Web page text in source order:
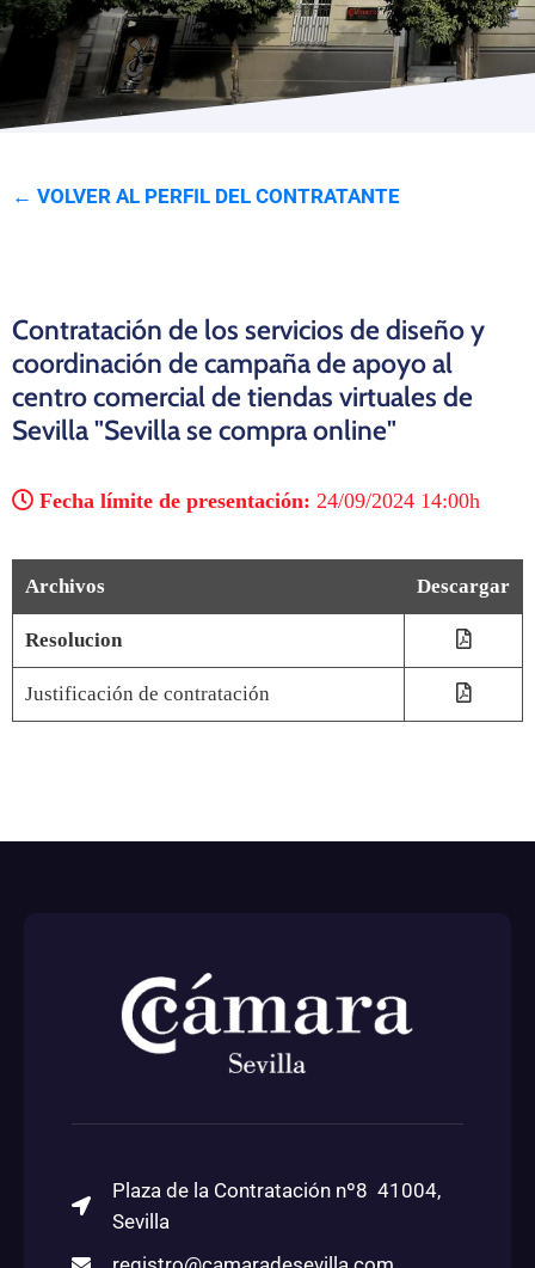
Programas
← VOLVER AL PERFIL DEL CONTRATANTE
Contratación de los servicios de diseño y
coordinación de campaña de apoyo al
centro comercial de tiendas virtuales de
Sevilla "Sevilla se compra online"
Fecha límite de presentación: 24/09/2024 14:00h
Archivos Descargar
Resolucion
Justificación de contratación
Plaza de la Contratación nº8 41004,
Sevilla